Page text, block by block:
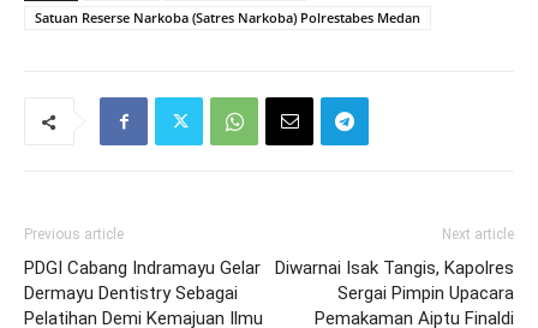
Satuan Reserse Narkoba (Satres Narkoba) Polrestabes Medan
Previous article
PDGI Cabang Indramayu Gelar
Dermayu Dentistry Sebagai
Pelatihan Demi Kemajuan Ilmu
Next article
Diwarnai Isak Tangis, Kapolres
Sergai Pimpin Upacara
Pemakaman Aiptu Finaldi